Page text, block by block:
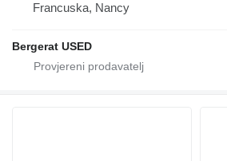
Francuska, Nancy
Bergerat USED